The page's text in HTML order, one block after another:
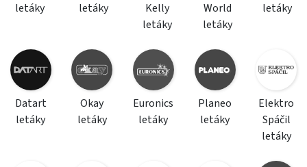
letáky
letáky
Kelly
letáky
World
letáky
letáky
Datart
letáky
Okay
letáky
Euronics
letáky
Planeo
letáky
Elektro
Spáčil
letáky